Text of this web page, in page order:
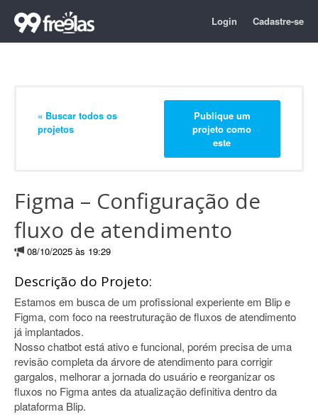
Login Cadastre-se
« Buscar todos os
projetos
Publique um
projeto como
este
Figma – Configuração de
fluxo de atendimento
08/10/2025 às 19:29
Descrição do Projeto:
Estamos em busca de um profissional experiente em Blip e
Figma, com foco na reestruturação de fluxos de atendimento
já implantados.
Nosso chatbot está ativo e funcional, porém precisa de uma
revisão completa da árvore de atendimento para corrigir
gargalos, melhorar a jornada do usuário e reorganizar os
fluxos no Figma antes da atualização definitiva dentro da
plataforma Blip.